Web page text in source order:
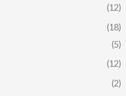
(12)
(18)
(5)
(12)
(2)